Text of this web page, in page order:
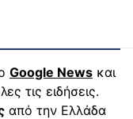
Google News και
τις ειδήσεις.
από την Ελλάδα